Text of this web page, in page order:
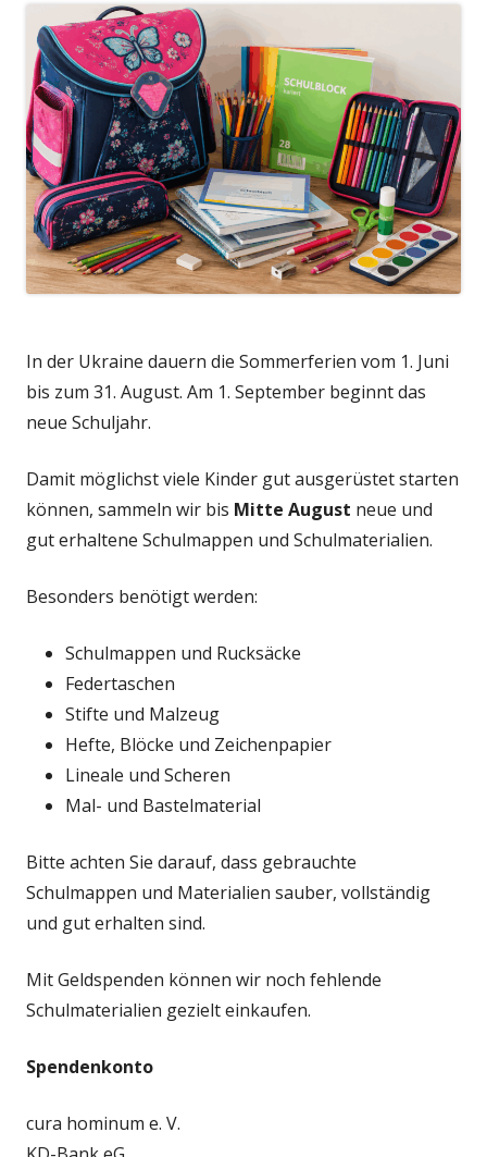
In der Ukraine dauern die Sommerferien vom 1. Juni
bis zum 31. August. Am 1. September beginnt das
neue Schuljahr.
Damit möglichst viele Kinder gut ausgerüstet starten
können, sammeln wir bis Mitte August neue und
gut erhaltene Schulmappen und Schulmaterialien.
Besonders benötigt werden:
Schulmappen und Rucksäcke
Federtaschen
Stifte und Malzeug
Hefte, Blöcke und Zeichenpapier
Lineale und Scheren
Mal- und Bastelmaterial
Bitte achten Sie darauf, dass gebrauchte
Schulmappen und Materialien sauber, vollständig
und gut erhalten sind.
Mit Geldspenden können wir noch fehlende
Schulmaterialien gezielt einkaufen.
Spendenkonto
cura hominum e. V.